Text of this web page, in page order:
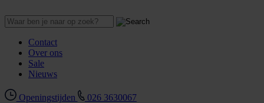
Contact
Over ons
Sale
Nieuws
Openingstijden 026 3630067